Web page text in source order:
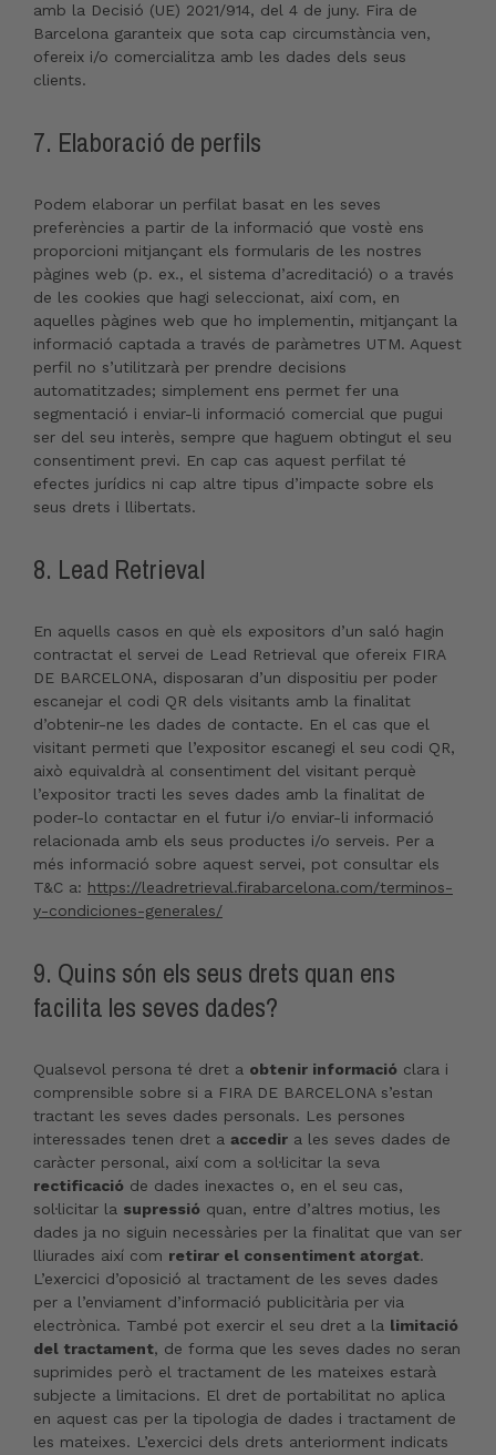
amb la Decisió (UE) 2021/914, del 4 de juny. Fira de
Barcelona garanteix que sota cap circumstància ven,
ofereix i/o comercialitza amb les dades dels seus
clients.
7. Elaboració de perfils
Podem elaborar un perfilat basat en les seves
preferències a partir de la informació que vostè ens
proporcioni mitjançant els formularis de les nostres
pàgines web (p. ex., el sistema d’acreditació) o a través
de les cookies que hagi seleccionat, així com, en
aquelles pàgines web que ho implementin, mitjançant la
informació captada a través de paràmetres UTM. Aquest
perfil no s’utilitzarà per prendre decisions
automatitzades; simplement ens permet fer una
segmentació i enviar-li informació comercial que pugui
ser del seu interès, sempre que haguem obtingut el seu
consentiment previ. En cap cas aquest perfilat té
efectes jurídics ni cap altre tipus d’impacte sobre els
seus drets i llibertats.
8. Lead Retrieval
En aquells casos en què els expositors d’un saló hagin
contractat el servei de Lead Retrieval que ofereix FIRA
DE BARCELONA, disposaran d’un dispositiu per poder
escanejar el codi QR dels visitants amb la finalitat
d’obtenir-ne les dades de contacte. En el cas que el
visitant permeti que l’expositor escanegi el seu codi QR,
això equivaldrà al consentiment del visitant perquè
l’expositor tracti les seves dades amb la finalitat de
poder-lo contactar en el futur i/o enviar-li informació
relacionada amb els seus productes i/o serveis. Per a
més informació sobre aquest servei, pot consultar els
T&C a: https://leadretrieval.firabarcelona.com/terminos-
y-condiciones-generales/
9. Quins són els seus drets quan ens
facilita les seves dades?
Qualsevol persona té dret a obtenir informació clara i
comprensible sobre si a FIRA DE BARCELONA s’estan
tractant les seves dades personals. Les persones
interessades tenen dret a accedir a les seves dades de
caràcter personal, així com a sol·licitar la seva
rectificació de dades inexactes o, en el seu cas,
sol·licitar la supressió quan, entre d’altres motius, les
dades ja no siguin necessàries per la finalitat que van ser
lliurades així com retirar el consentiment atorgat.
L’exercici d’oposició al tractament de les seves dades
per a l’enviament d’informació publicitària per via
electrònica. També pot exercir el seu dret a la limitació
del tractament, de forma que les seves dades no seran
suprimides però el tractament de les mateixes estarà
subjecte a limitacions. El dret de portabilitat no aplica
en aquest cas per la tipologia de dades i tractament de
les mateixes. L’exercici dels drets anteriorment indicats